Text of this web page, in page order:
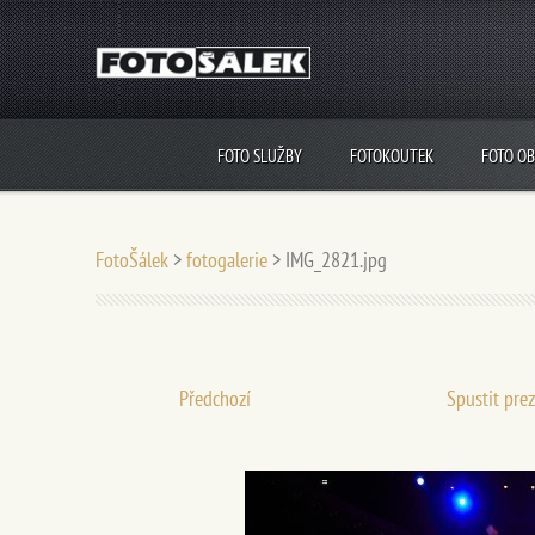
FOTO SLUŽBY FOTOKOUTEK FOTO
FotoŠálek >fotogalerie > IMG_2821.jpg
Předchozí Spustit